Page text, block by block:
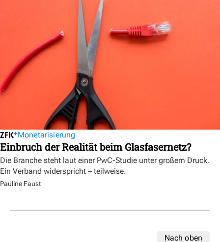
Monetarisierung
Einbruch der Realität beim Glasfasernetz?
Die Branche steht laut einer PwC-Studie unter großem Druck.
Ein Verband widerspricht – teilweise.
Pauline Faust
Nach oben